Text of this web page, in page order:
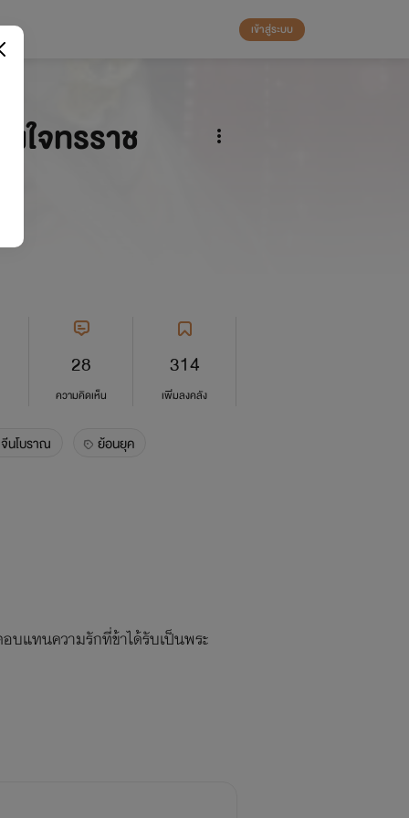
เข้าสู่ระบบ
ใจทรราช
28
ความคิดเห็น
314
เพิ่มลงคลัง
จีนโบราณ ย้อนยุค
บแทนความรักที่ข้าได้รับเป็นพระ